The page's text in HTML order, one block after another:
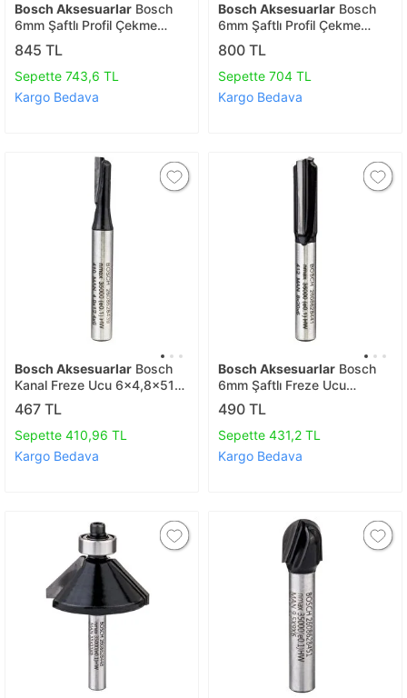
Bosch Aksesuarlar Bosch
6mm Şaftlı Profil Çekme
Freze Ucu 6*31,8*57
2608628457
845 TL
Sepette 743,6 TL
Kargo Bedava
Bosch Aksesuarlar Bosch
6mm Şaftlı Profil Çekme
Freze Ucu 6*25,4*54
2608628456
800 TL
Sepette 704 TL
Kargo Bedava
Bosch Aksesuarlar Bosch
Kanal Freze Ucu 6x4,8x51
2608628439
467 TL
Sepette 410,96 TL
Kargo Bedava
Bosch Aksesuarlar Bosch
6mm Şaftlı Freze Ucu
6*8*51 2608628441
490 TL
Sepette 431,2 TL
Kargo Bedava